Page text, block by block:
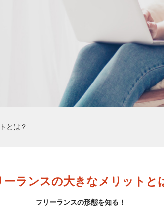
とは？
ーランスの大きなメリットと
フリーランスの形態を知る！